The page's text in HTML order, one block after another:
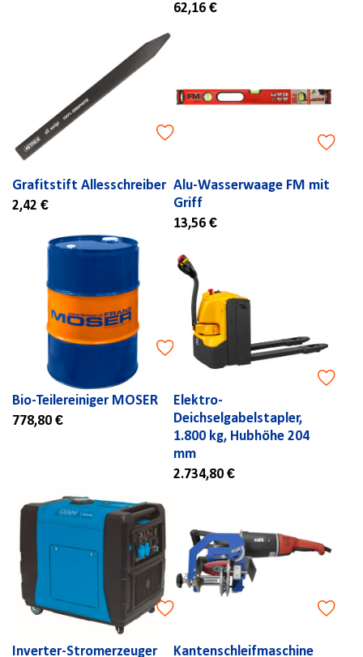
62,16 €
Grafitstift Allesschreiber
2,42 €
Alu-Wasserwaage FM mit
Griff
13,56 €
Bio-Teilereiniger MOSER
778,80 €
Elektro-
Deichselgabelstapler,
1.800 kg, Hubhöhe 204
mm
2.734,80 €
Inverter-Stromerzeuger Kantenschleifmaschine